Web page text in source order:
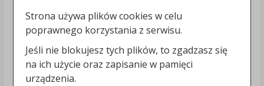
Strona używa plików cookies w celu
poprawnego korzystania z serwisu.
Jeśli nie blokujesz tych plików, to zgadzasz się
na ich użycie oraz zapisanie w pamięci
urządzenia.